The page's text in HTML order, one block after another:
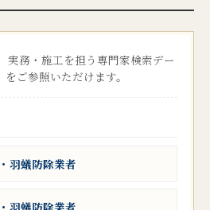
実務・施工を担う専門家検索デー
ご参照いただけます。
羽蟻防除業者
羽蟻防除業者